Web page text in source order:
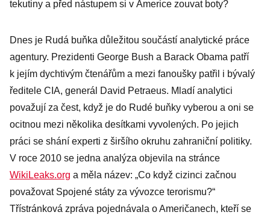
tekutiny a před nástupem si v Americe zouvat boty?
Dnes je Rudá buňka důležitou součástí analytické práce
agentury. Prezidenti George Bush a Barack Obama patří
k jejím dychtivým čtenářům a mezi fanoušky patřil i bývalý
ředitele CIA, generál David Petraeus. Mladí analytici
považují za čest, když je do Rudé buňky vyberou a oni se
ocitnou mezi několika desítkami vyvolených. Po jejich
práci se shání experti z širšího okruhu zahraniční politiky.
V roce 2010 se jedna analýza objevila na stránce
WikiLeaks.org a měla název: „Co když cizinci začnou
považovat Spojené státy za vývozce terorismu?“
Třístránková zpráva pojednávala o Američanech, kteří se